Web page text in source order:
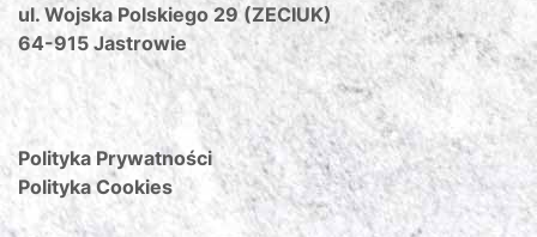
ul. Wojska Polskiego 29 (ZECIUK)
64-915 Jastrowie
Polityka Prywatności
Polityka Cookies